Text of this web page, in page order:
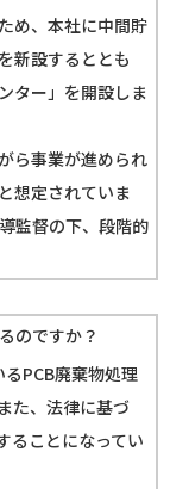
め、本社に中間貯
新設するととも
ター」を開設しま
ら事業が進められ
想定されていま
監督の下、段階的
のですか？
PCB廃棄物処理
た、法律に基づ
ることになってい